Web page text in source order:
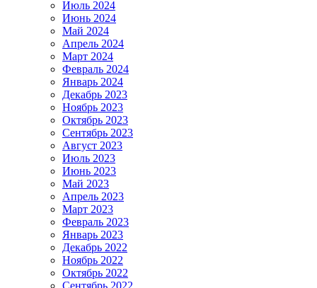
Июль 2024
Июнь 2024
Май 2024
Апрель 2024
Март 2024
Февраль 2024
Январь 2024
Декабрь 2023
Ноябрь 2023
Октябрь 2023
Сентябрь 2023
Август 2023
Июль 2023
Июнь 2023
Май 2023
Апрель 2023
Март 2023
Февраль 2023
Январь 2023
Декабрь 2022
Ноябрь 2022
Октябрь 2022
Сентябрь 2022